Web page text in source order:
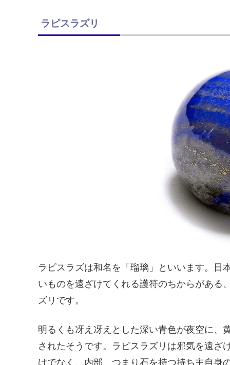
ラピスラズリ
ラピスラズは和名を「瑠璃」といいます。日
いものを遠ざけてくれる護符のちからがある
ズリです。
明るくも冴え冴えとした深い青色が夜空に、
されたそうです。ラピスラズリは邪気を遠ざ
けでなく、内部、つまり石を持つ持ち主自身